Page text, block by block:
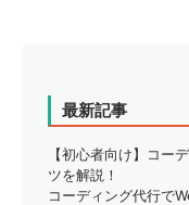
最新記事
【初心者向け】コー
ツを解説！
コーディング代行で